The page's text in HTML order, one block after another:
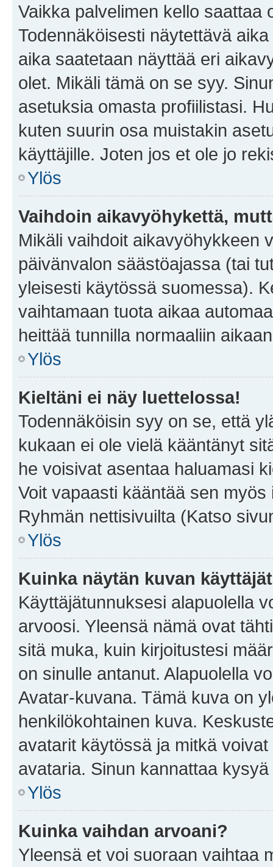
Vaikka palvelimen kello saattaa
Todennäköisesti näytettävä
aika saatetaan näyttää eri
olet. Mikäli tämä on se syy.
asetuksia omasta profiilistasi.
kuten suurin osa muistakin
käyttäjille. Joten jos et ole jo
Ylös
Vaihdoin aikavyöhykettä,
Mikäli vaihdoit aikavyöhykkeen
päivänvalon säästöajassa (tai
yleisesti käytössä suomessa).
vaihtamaan tuota aikaa
heittää tunnilla normaaliin
Ylös
Kieltäni ei näy luettelossa!
Todennäköisin syy on se, että
kukaan ei ole vielä kääntänyt
he voisivat asentaa haluamasi
Voit vapaasti kääntää sen
Ryhmän nettisivuilta (Katso
Ylös
Kuinka näytän kuvan
Käyttäjätunnuksesi alapuolella
arvoosi. Yleensä nämä ovat
sitä muka, kuin kirjoitustesi
on sinulle antanut. Alapuolella
Avatar-kuvana. Tämä kuva on
henkilökohtainen kuva.
avatarit käytössä ja mitkä
avataria. Sinun kannattaa
Ylös
Kuinka vaihdan arvoani?
Yleensä et voi suoraan vaihtaa